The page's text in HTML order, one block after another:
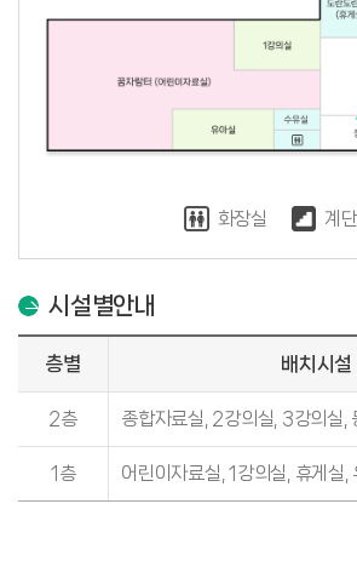
화장실 계단
시설별안내
층별 배치시설
2층 종합자료실, 2강의실, 3강의실,
1층 어린이자료실, 1강의실, 휴게실,